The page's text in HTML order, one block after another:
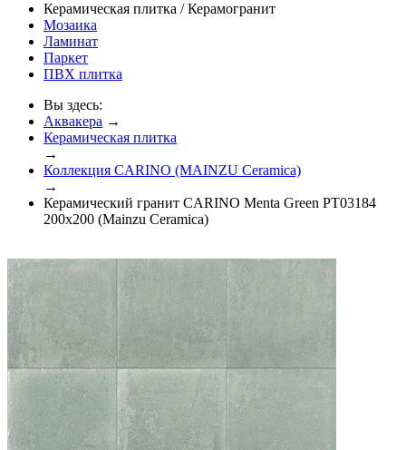
Керамическая плитка / Керамогранит
Мозаика
Ламинат
Паркет
ПВХ плитка
Вы здесь:
Аквакера →
Керамическая плитка
→
Коллекция CARINO (MAINZU Ceramica)
→
Керамический гранит CARINO Menta Green PT03184
200x200 (Mainzu Ceramica)